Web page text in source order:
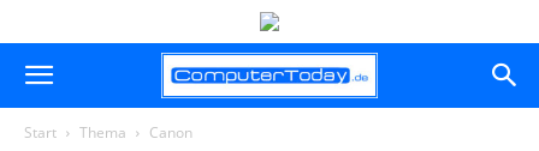
Start Thema Canon